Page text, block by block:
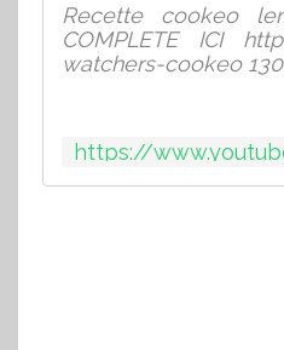
Recette cookeo
COMPLETE ICI
watchers-cookeo